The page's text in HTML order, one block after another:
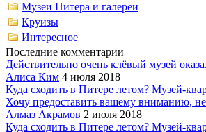
Музеи Питера и галереи
Круизы
Интересное
Последние комментарии
Действительно очень клёвый музей
Алиса Ким 4 июля 2018
Куда сходить в Питере летом? Музей-
Хочу предоставить вашему вниманию,
Алмаз Акрамов 2 июля 2018
Куда сходить в Питере летом? Музей-